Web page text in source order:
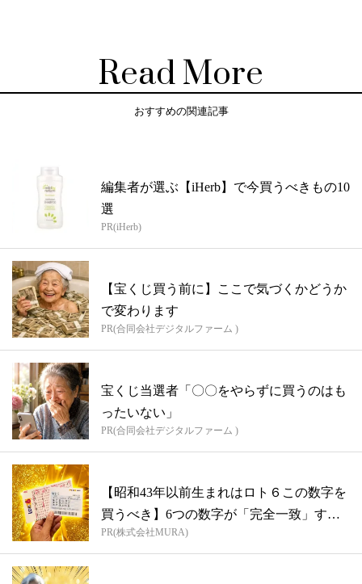
Read More
おすすめの関連記事
編集者が選ぶ【iHerb】で今買うべきもの10
選
PR(iHerb)
【宝くじ買う前に】ここで気づくかどうか
で変わります
PR(合同会社デジタルファーム )
宝くじ当選者「〇〇をやらずに買うのはも
ったいない」
PR(合同会社デジタルファーム )
【昭和43年以前生まれはロト６この数字を
買うべき】6つの数字が「完全一致」する
方...
PR(株式会社MURA)